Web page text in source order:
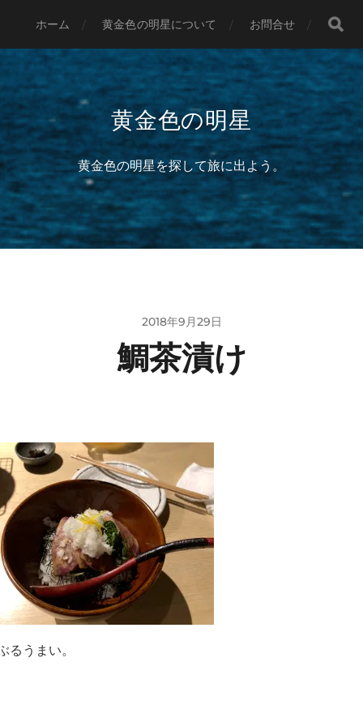
ホーム 黄金色の明星について お問合せ
黄金色の明星
黄金色の明星を探して旅に出よう。
2018年9月29日
鯛茶漬け
るうまい。